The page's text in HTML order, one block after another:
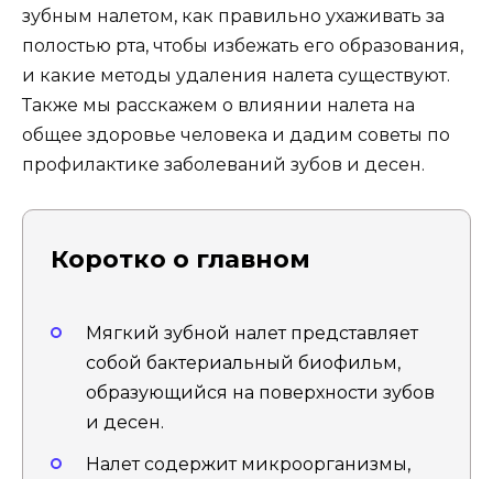
зубным налетом, как правильно ухаживать за
полостью рта, чтобы избежать его образования,
и какие методы удаления налета существуют.
Также мы расскажем о влиянии налета на
общее здоровье человека и дадим советы по
профилактике заболеваний зубов и десен.
Коротко о главном
Мягкий зубной налет представляет
собой бактериальный биофильм,
образующийся на поверхности зубов
и десен.
Налет содержит микроорганизмы,